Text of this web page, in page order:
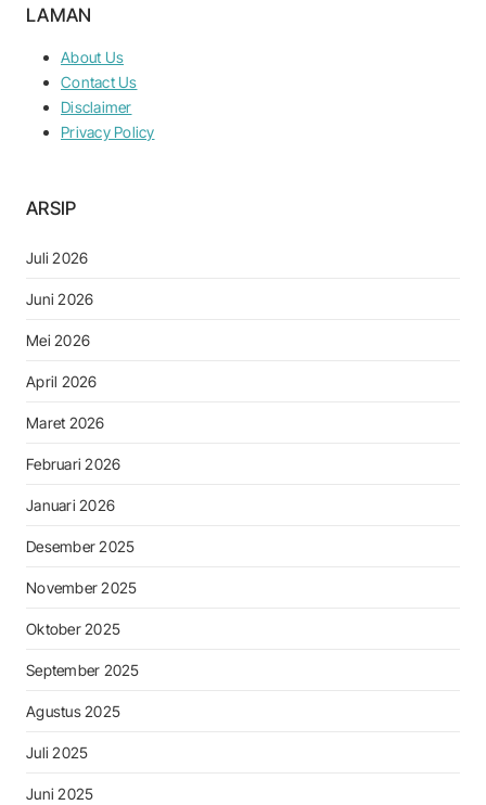
LAMAN
About Us
Contact Us
Disclaimer
Privacy Policy
ARSIP
Juli 2026
Juni 2026
Mei 2026
April 2026
Maret 2026
Februari 2026
Januari 2026
Desember 2025
November 2025
Oktober 2025
September 2025
Agustus 2025
Juli 2025
Juni 2025